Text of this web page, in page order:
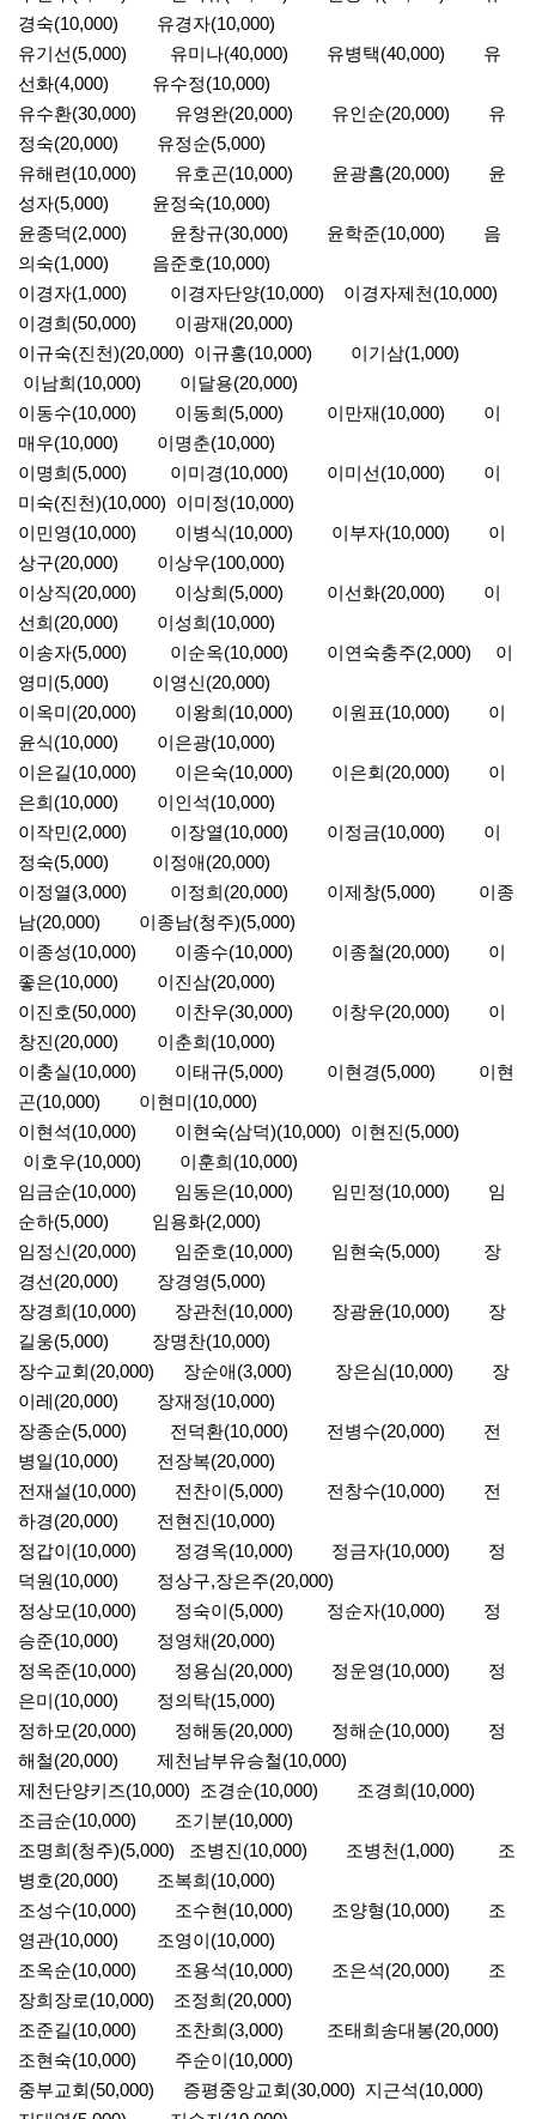
경숙(10,000) 유경자(10,000)
유기선(5,000) 유미나(40,000) 유병택(40,000) 유
선화(4,000) 유수정(10,000)
유수환(30,000) 유영완(20,000) 유인순(20,000) 유
정숙(20,000) 유정순(5,000)
유해련(10,000) 유호곤(10,000) 윤광흠(20,000) 윤
성자(5,000) 윤정숙(10,000)
윤종덕(2,000) 윤창규(30,000) 윤학준(10,000) 음
의숙(1,000) 음준호(10,000)
이경자(1,000) 이경자단양(10,000) 이경자제천(10,000)
이경희(50,000) 이광재(20,000)
이규숙(진천)(20,000) 이규홍(10,000) 이기삼(1,000)
이남희(10,000) 이달용(20,000)
이동수(10,000) 이동희(5,000) 이만재(10,000) 이
매우(10,000) 이명춘(10,000)
이명희(5,000) 이미경(10,000) 이미선(10,000) 이
미숙(진천)(10,000) 이미정(10,000)
이민영(10,000) 이병식(10,000) 이부자(10,000) 이
상구(20,000) 이상우(100,000)
이상직(20,000) 이상희(5,000) 이선화(20,000) 이
선희(20,000) 이성희(10,000)
이송자(5,000) 이순옥(10,000) 이연숙충주(2,000) 이
영미(5,000) 이영신(20,000)
이옥미(20,000) 이왕희(10,000) 이원표(10,000) 이
윤식(10,000) 이은광(10,000)
이은길(10,000) 이은숙(10,000) 이은회(20,000) 이
은희(10,000) 이인석(10,000)
이작민(2,000) 이장열(10,000) 이정금(10,000) 이
정숙(5,000) 이정애(20,000)
이정열(3,000) 이정희(20,000) 이제창(5,000) 이종
남(20,000) 이종남(청주)(5,000)
이종성(10,000) 이종수(10,000) 이종철(20,000) 이
좋은(10,000) 이진삼(20,000)
이진호(50,000) 이찬우(30,000) 이창우(20,000) 이
창진(20,000) 이춘희(10,000)
이충실(10,000) 이태규(5,000) 이현경(5,000) 이현
곤(10,000) 이현미(10,000)
이현석(10,000) 이현숙(삼덕)(10,000) 이현진(5,000)
이호우(10,000) 이훈희(10,000)
임금순(10,000) 임동은(10,000) 임민정(10,000) 임
순하(5,000) 임용화(2,000)
임정신(20,000) 임준호(10,000) 임현숙(5,000) 장
경선(20,000) 장경영(5,000)
장경희(10,000) 장관천(10,000) 장광윤(10,000) 장
길웅(5,000) 장명찬(10,000)
장수교회(20,000) 장순애(3,000) 장은심(10,000) 장
이레(20,000) 장재정(10,000)
장종순(5,000) 전덕환(10,000) 전병수(20,000) 전
병일(10,000) 전장복(20,000)
전재설(10,000) 전찬이(5,000) 전창수(10,000) 전
하경(20,000) 전현진(10,000)
정갑이(10,000) 정경옥(10,000) 정금자(10,000) 정
덕원(10,000) 정상구,장은주(20,000)
정상모(10,000) 정숙이(5,000) 정순자(10,000) 정
승준(10,000) 정영채(20,000)
정옥준(10,000) 정용심(20,000) 정운영(10,000) 정
은미(10,000) 정의탁(15,000)
정하모(20,000) 정해동(20,000) 정해순(10,000) 정
해철(20,000) 제천남부유승철(10,000)
제천단양키즈(10,000) 조경순(10,000) 조경희(10,000)
조금순(10,000) 조기분(10,000)
조명희(청주)(5,000) 조병진(10,000) 조병천(1,000) 조
병호(20,000) 조복희(10,000)
조성수(10,000) 조수현(10,000) 조양형(10,000) 조
영관(10,000) 조영이(10,000)
조옥순(10,000) 조용석(10,000) 조은석(20,000) 조
장희장로(10,000) 조정희(20,000)
조준길(10,000) 조찬희(3,000) 조태희송대봉(20,000)
조현숙(10,000) 주순이(10,000)
중부교회(50,000) 증평중앙교회(30,000) 지근석(10,000)